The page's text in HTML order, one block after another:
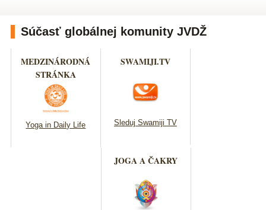
Súčasť globálnej komunity JVDŽ
MEDZINÁRODNÁ
STRÁNKA
Yoga in Daily Life
SWAMIJI.TV
Sleduj Swamiji TV
JOGA A ČAKRY